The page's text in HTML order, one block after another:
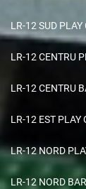
LR-12 SUD
LR-12 CENTRU
LR-12 CENTRU
LR-12 EST
LR-12 NORD
LR-12 NORD